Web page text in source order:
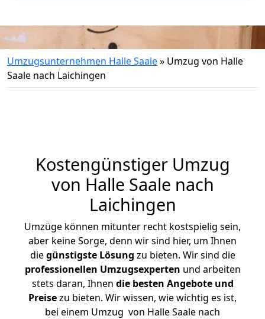
Umzugsunternehmen Halle Saale» Umzug von Halle
Saale nach Laichingen
Kostengünstiger Umzug
von Halle Saale nach
Laichingen
Umzüge können mitunter recht kostspielig sein,
aber keine Sorge, denn wir sind hier, um Ihnen
diegünstigste Lösung zu bieten. Wir sind die
professionellen Umzugsexperten und arbeiten
stets daran, Ihnen die besten Angebote und
Preisezu bieten. Wir wissen, wie wichtig es ist,
bei einem Umzug von Halle Saale nach